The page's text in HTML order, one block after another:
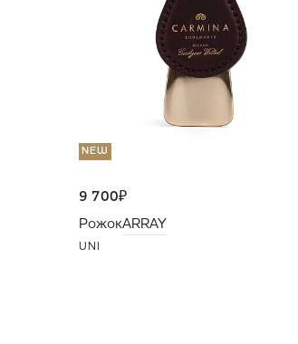
NEW
9 700₽
РожокARRAY
UNI